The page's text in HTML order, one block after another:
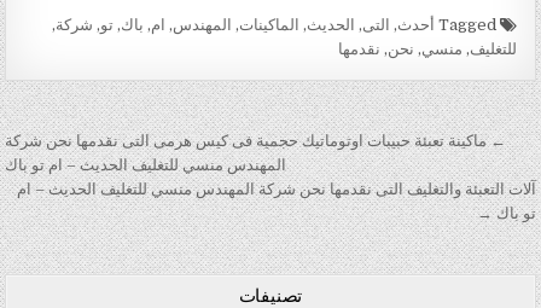
Tagged أحدث, التى, الحديث, الماكينات, المهندس, ام, باك,تو, شركة,
للتغليف, منسي, نحن, نقدمها
تصفّح المقالات
← ماكينة تعبئة حبيبات اوتوماتيك حجمية فى كيس هرمى التى نقدمها نحن شركة
المهندس منسي للتغليف الحديث – ام تو باك
آلات التعبئة والتغليف التى نقدمها نحن شركة المهندس منسي للتغليف الحديث – ام
تو باك →
تصنيفات